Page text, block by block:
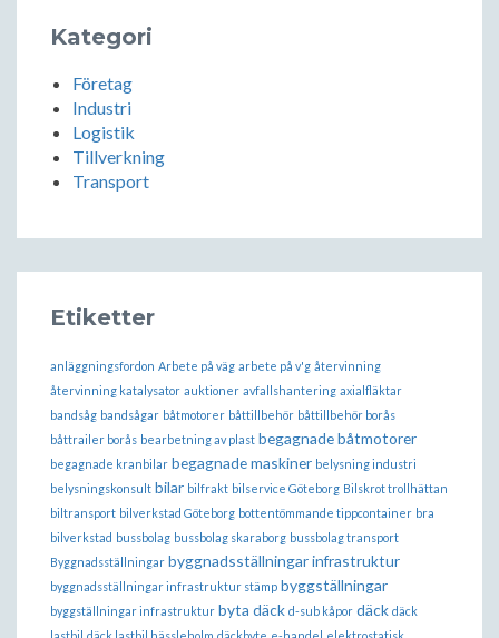
Kategori
Företag
Industri
Logistik
Tillverkning
Transport
Etiketter
anläggningsfordon Arbete på väg arbete på v'g återvinning
återvinning katalysator auktioner avfallshantering axialfläktar
bandsåg bandsågar båtmotorer båttillbehör båttillbehör borås
båttrailer borås bearbetning av plast begagnade båtmotorer
begagnade kranbilar begagnade maskiner belysning industri
belysningskonsult bilar bilfrakt bilservice Göteborg Bilskrot trollhättan
biltransport bilverkstad Göteborg bottentömmande tippcontainer bra
bilverkstad bussbolag bussbolag skaraborg bussbolag transport
Byggnadsställningar byggnadsställningar infrastruktur
byggnadsställningar infrastruktur stämp byggställningar
byggställningar infrastruktur byta däck d-sub kåpor däck däck
lastbil däck lastbil hässleholm däckbyte e-handel elektrostatisk